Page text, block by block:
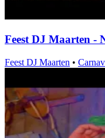
Feest DJ Maarten -
Feest DJ Maarten •